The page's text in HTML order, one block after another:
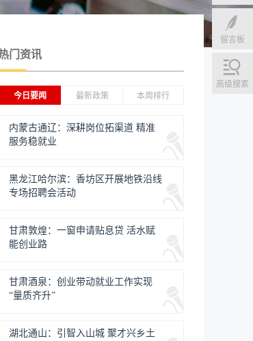
留言板
高级搜索
门资讯
今日要闻 最新政策 本周排行
内蒙古通辽：深耕岗位拓渠道 精准
服务稳就业
黑龙江哈尔滨：香坊区开展地铁沿线
专场招聘会活动
甘肃敦煌：一窗申请贴息贷 活水赋
能创业路
甘肃酒泉：创业带动就业工作实现
“量质齐升”
湖北通山：引智入山城 聚才兴乡土